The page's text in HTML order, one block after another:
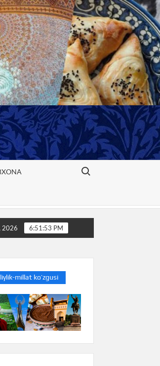
Search for:
Balans nimani anglatishini bilasizmi
2026 6:51:54 PM
millat ko’zgusi